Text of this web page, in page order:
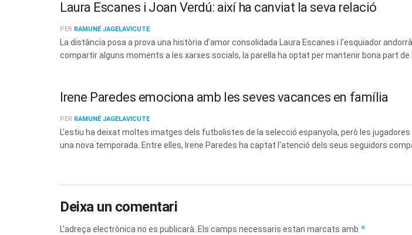
Laura Escanes i Joan Verdú: així ha canviat la seva relació
PER RAMUNÉ JAGELAVICUTE
La distància posa a prova una història d’amor consolidada Laura Escanes i l’esquiador
compartir alguns moments a les xarxes socials, la parella ha optat per mantenir bona part de
Irene Paredes emociona amb les seves vacances en família
PER RAMUNÉ JAGELAVICUTE
L'estiu ha deixat moltes imatges dels futbolistes de la selecció espanyola, però les
una nova temporada. Entre elles, Irene Paredes ha captat l'atenció dels seus seguidors
Deixa un comentari
L'adreça electrònica no es publicarà. Els camps necessaris estan marcats amb *